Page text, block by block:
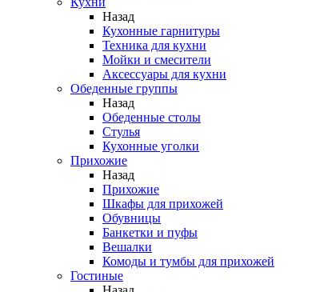
Назад
Кухонные гарнитуры
Техника для кухни
Мойки и смесители
Аксессуары для кухни
Обеденные группы
Назад
Обеденные столы
Стулья
Кухонные уголки
Прихожие
Назад
Прихожие
Шкафы для прихожей
Обувницы
Банкетки и пуфы
Вешалки
Комоды и тумбы для прихожей
Гостиные